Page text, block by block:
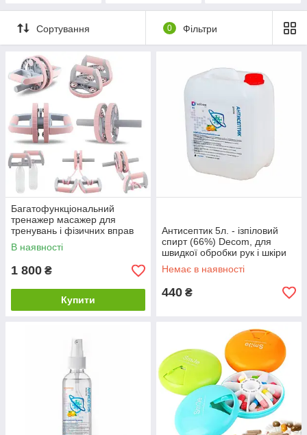
Сортування 0 Фільтри
Багатофункціональний
тренажер масажер для
тренувань і фізичних вправ
14 в 1 колесо для преса
В наявності
1 800 ₴
Купити
Антисептик 5л. - ізпіловий
спирт (66%) Decom, для
швидкої обробки рук і шкіри
Немає в наявності
440 ₴